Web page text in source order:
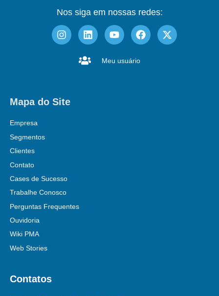
Nos siga em nossas redes:
Meu usuário
Mapa do Site
Empresa
Segmentos
Clientes
Contato
Cases de Sucesso
Trabalhe Conosco
Perguntas Frequentes
Ouvidoria
Wiki PMA
Web Stories
Contatos